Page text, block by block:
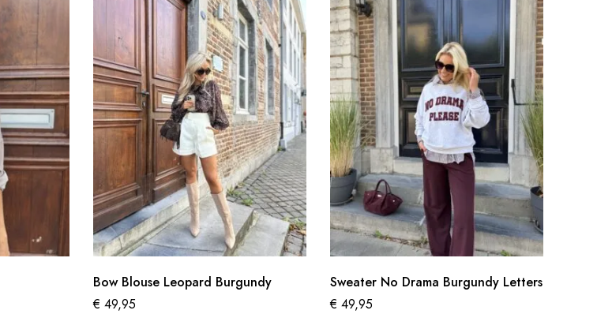
Bow Blouse Leopard Burgundy
€ 49,95
Sweater No Drama Burgundy Letters
€ 49,95